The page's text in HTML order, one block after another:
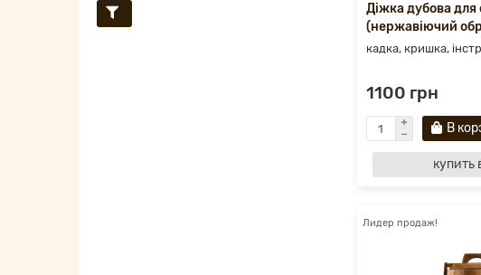
Діжка дубова для
(нержавіючий
кадка, кришка,
1100 грн
В
купить
Лидер продаж!